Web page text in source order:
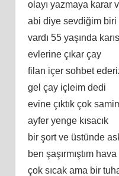
olayı yazmaya karar
abi diye sevdiğim biri
vardı 55 yaşında
evlerine çıkar çay
filan içer sohbet
gel çay içleim dedi
evine çıktık çok
ayfer yenge kısacık
bir şort ve üstünde
ben şaşırmıştım hava
çok sıcak ama bir